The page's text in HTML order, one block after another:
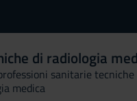
di radiologia
sanitarie
medica